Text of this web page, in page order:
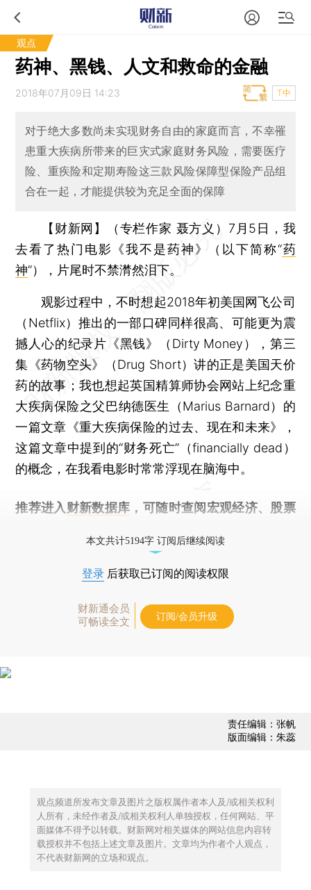
观点
药神、黑钱、人文和救命的金融
2018年07月09日 14:23 T中
对于绝大多数尚未实现财务自由的家庭而言，不幸罹
患重大疾病所带来的巨灾式家庭财务风险，需要医疗
险、重疾险和定期寿险这三款风险保障型保险产品组
合在一起，才能提供较为充足全面的保障
【财新网】（专栏作家 聂方义） 7月5日，我
去看了热门电影《我不是药神》（以下简称“药
神”），片尾时不禁潸然泪下。
观影过程中，不时想起2018年初美国网飞公司
（Netflix）推出的一部口碑同样很高、可能更为震
撼人心的纪录片《黑钱》（Dirty Money），第三
集《药物空头》（Drug Short）讲的正是美国天价
药的故事；我也想起英国精算师协会网站上纪念重
大疾病保险之父巴纳德医生（Marius Barnard）的
一篇文章《重大疾病保险的过去、现在和未来》，
这篇文章中提到的“财务死亡”（financially dead）
的概念，在我看电影时常常浮现在脑海中。
推荐进入 财新数据库 ，可随时查阅宏观经济、股票
本文共计5194字 订阅后继续阅读
登录 后获取已订阅的阅读权限
财新通会员
可畅读全文
订阅/会员升级
责任编辑：张帆
版面编辑：朱蕊
观点频道所发布文章及图片之版权属作者本人及/或相关权利
人所有，未经作者及/或相关权利人单独授权，任何网站、平
面媒体不得予以转载。财新网对相关媒体的网站信息内容转
载授权并不包括上述文章及图片。文章均为作者个人观点，
不代表财新网的立场和观点。